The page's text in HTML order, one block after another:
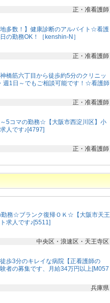
正・准看護師
多数！】健康診断のアルバイト☆看護
の勤務OK！［kenshin-N］
正・准看護師
橋筋六丁目から徒歩約5分のクリニッ
週1日～でもご相談可能です！☆看護師
正・准看護師
5コマの勤務☆【大阪市西淀川区】小
人です♪[4797]
正・准看護師
務☆ブランク復帰ＯＫ☆【大阪市天王
求人です♪[5511]
中央区・浪速区・天王寺区
歩3分のキレイな病院【正看護師の
者の募集です、月給34万円以上[M057
兵庫県